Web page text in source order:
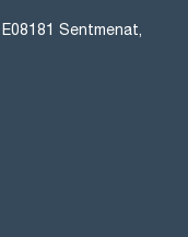
Sentmenat,